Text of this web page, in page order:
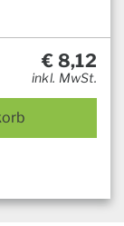
€ 8,12
inkl. MwSt.